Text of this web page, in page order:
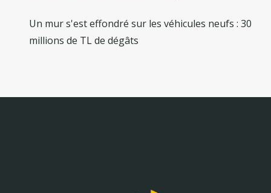
Un mur s'est effondré sur les véhicules neufs : 30
millions de TL de dégâts